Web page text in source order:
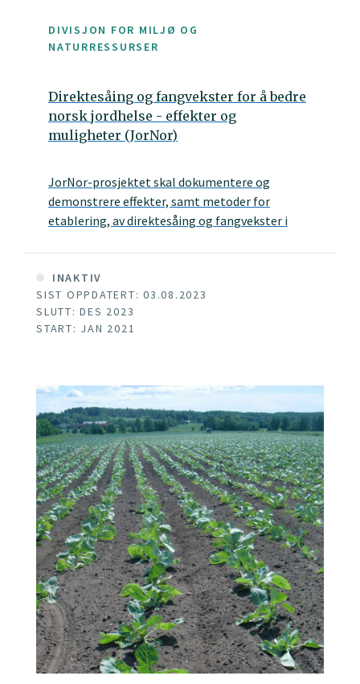
DIVISJON FOR MILJØ OG
NATURRESSURSER
Direktesåing og fangvekster for å bedre
norsk jordhelse - effekter og
muligheter (JorNor)
JorNor-prosjektet skal dokumentere og
demonstrere effekter, samt metoder for
etablering, av direktesåing og fangvekster i
tiltakene kan bidra til å bedre bondens bruk av
tid og ressurser, samt øke landbrukets klima-
og miljøbidrag ved å bedre jordhelse og binde
karbon i jord.
INAKTIV
SIST OPPDATERT: 03.08.2023
SLUTT: DES 2023
START: JAN 2021